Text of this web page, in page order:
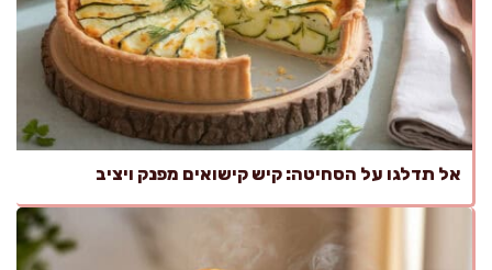
אל תדלגו על הסחיטה: קיש קישואים מפנק ויציב